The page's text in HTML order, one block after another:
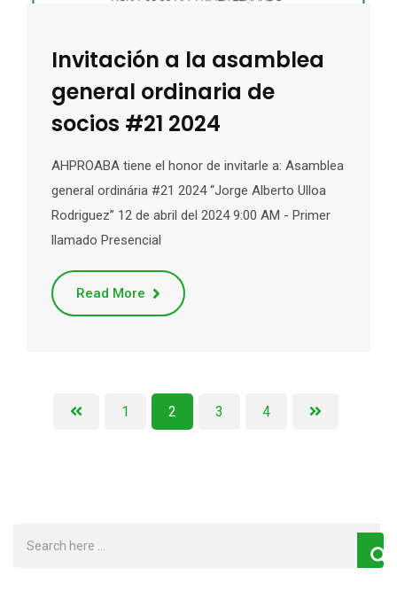
Invitación a la asamblea
general ordinaria de
socios #21 2024
AHPROABA tiene el honor de invitarle a: Asamblea
general ordinária #21 2024 “Jorge Alberto Ulloa
Rodriguez” 12 de abril del 2024 9:00 AM - Primer
llamado Presencial
Read More
1 2 3 4